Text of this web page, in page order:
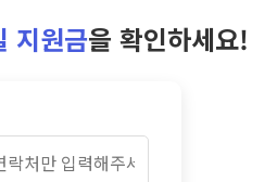
지원금을 확인하세요!